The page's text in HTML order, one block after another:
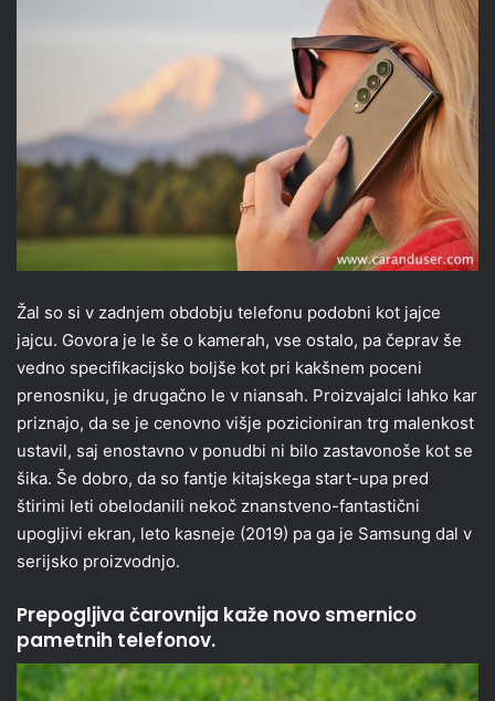
Žal so si v zadnjem obdobju telefonu podobni kot jajce
jajcu. Govora je le še o kamerah, vse ostalo, pa čeprav še
vedno specifikacijsko boljše kot pri kakšnem poceni
prenosniku, je drugačno le v niansah. Proizvajalci lahko kar
priznajo, da se je cenovno višje pozicioniran trg malenkost
ustavil, saj enostavno v ponudbi ni bilo zastavonoše kot se
šika. Še dobro, da so fantje kitajskega start-upa pred
štirimi leti obelodanili nekoč znanstveno-fantastični
upogljivi ekran, leto kasneje (2019) pa ga je Samsung dal v
serijsko proizvodnjo.
Prepogljiva čarovnija kaže novo smernico
pametnih telefonov.